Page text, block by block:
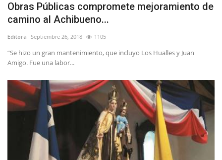
Obras Públicas compromete mejoramiento de
camino al Achibueno...
Editora Septiembre 26, 2018 1105
“Se hizo un gran mantenimiento, que incluyo Los Hualles y Juan
Amigo. Fue una labor...